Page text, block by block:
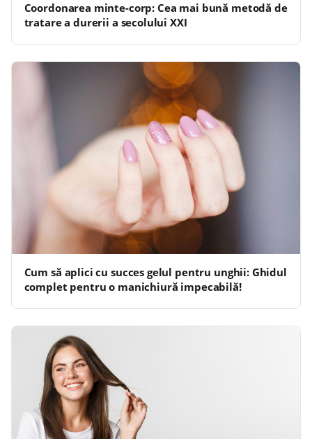
Coordonarea minte-corp: Cea mai bună metodă de
tratare a durerii a secolului XXI
Cum să aplici cu succes gelul pentru unghii: Ghidul
complet pentru o manichiură impecabilă!